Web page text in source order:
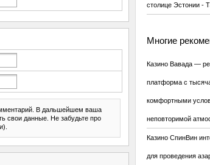
В дальшейшем ваша
свои данные. Не забудьте про
столице Эстонии -
Многие
Казино Вавада —
платформа с
комфортными
неповторимой
Казино СпинВин
для проведения